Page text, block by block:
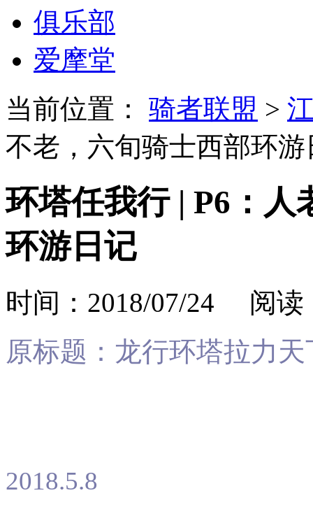
俱乐部
爱摩堂
当前位置： 骑者联盟 >
不老，六旬骑士西部环游
环塔任我行 | P6：
环游日记
时间：2018/07/24 阅读
原标题： 龙行环塔拉力天
2018.5.8